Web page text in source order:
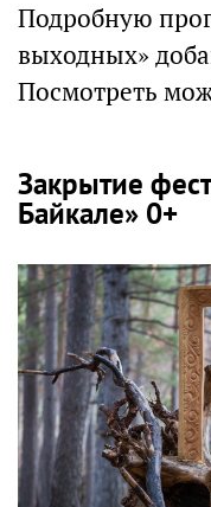
Подробную
выходных»
Посмотреть
Закрытие
Байкале» 0+